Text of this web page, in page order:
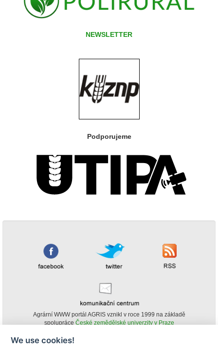
NEWSLETTER
Podporujeme
Agrární WWW portál AGRIS vznikl v roce 1999 na základě
spolupráce České zemědělské univerzity v Praze
We use cookies!